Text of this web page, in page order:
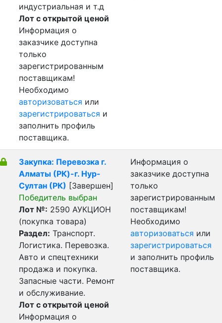
индустриальная и т.д
Лот с открытой ценой
Информация о
заказчике доступна
только
зарегистрированным
поставщикам!
Необходимо
авторизоваться или
зарегистрироваться и
заполнить профиль
поставщика.
Закупка: Перевозка г.
Алматы (РК)-г. Нур-
Султан (РК) [Завершен]
Победитель выбран
Лот №: 2590 АУКЦИОН
(покупка товара)
Раздел: Транспорт.
Логистика. Перевозка.
Авто и спецтехники
продажа и покупка.
Запасные части. Ремонт
и обслуживание.
Лот с открытой ценой
Информация о
Информация о
заказчике доступна
только
зарегистрированным
поставщикам!
Необходимо
авторизоваться или
зарегистрироваться
и заполнить профиль
поставщика.